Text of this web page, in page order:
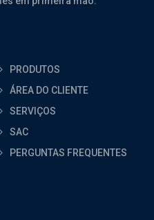
PRODUTOS
ÁREA DO CLIENTE
SERVIÇOS
SAC
PERGUNTAS FREQUENTES